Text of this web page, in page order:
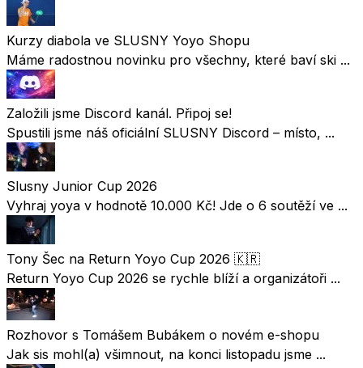
Kurzy diabola ve SLUSNY Yoyo Shopu
Máme radostnou novinku pro všechny, které baví ski ...
Založili jsme Discord kanál. Připoj se!
Spustili jsme náš oficiální SLUSNY Discord – místo, ...
Slusny Junior Cup 2026
Vyhraj yoya v hodnotě 10.000 Kč! Jde o 6 soutěží ve ...
Tony Šec na Return Yoyo Cup 2026 🇰🇷
Return Yoyo Cup 2026 se rychle blíží a organizátoři ...
Rozhovor s Tomášem Bubákem o novém e-shopu
Jak sis mohl(a) všimnout, na konci listopadu jsme ...